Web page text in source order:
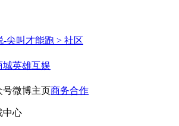
-尖叫才能跑 > 社区
城英雄互娱
号微博主页商务合作
中心